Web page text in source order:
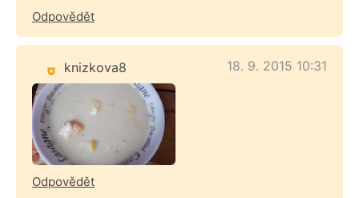
Odpovědět
knizkova8 18. 9. 2015 10:31
Odpovědět